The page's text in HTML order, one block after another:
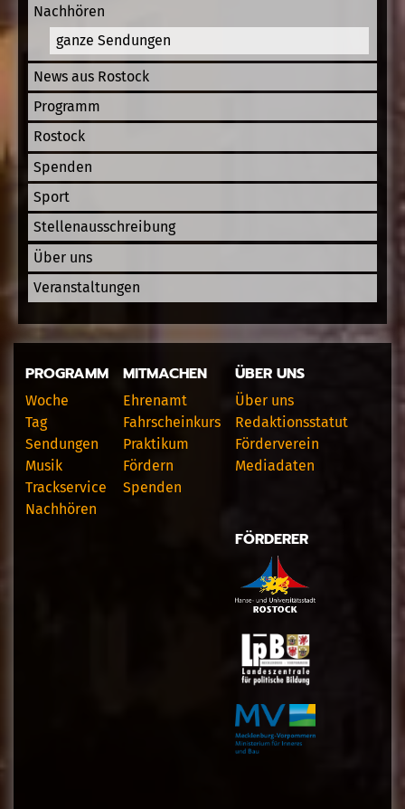
Nachhören
ganze Sendungen
News aus Rostock
Programm
Rostock
Spenden
Sport
Stellenausschreibung
Über uns
Veranstaltungen
PROGRAMM
Woche
Tag
Sendungen
Musik
Trackservice
Nachhören
MITMACHEN
Ehrenamt
Fahrscheinkurs
Praktikum
Fördern
Spenden
ÜBER UNS
Über uns
Redaktionsstatut
Förderverein
Mediadaten
FÖRDERER